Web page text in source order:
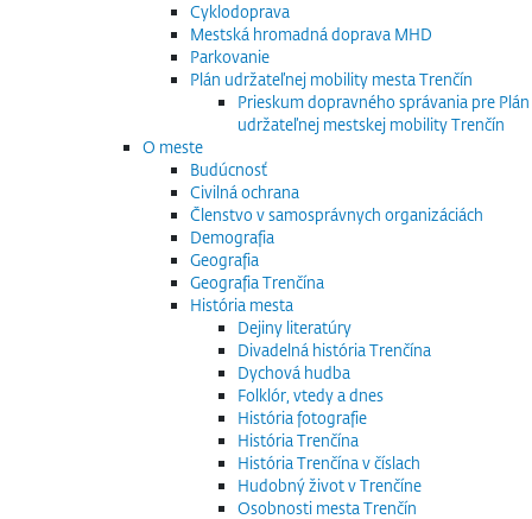
Cyklodoprava
Mestská hromadná doprava MHD
Parkovanie
Plán udržateľnej mobility mesta Trenčín
Prieskum dopravného správania pre Plán
udržateľnej mestskej mobility Trenčín
O meste
Budúcnosť
Civilná ochrana
Členstvo v samosprávnych organizáciách
Demografia
Geografia
Geografia Trenčína
História mesta
Dejiny literatúry
Divadelná história Trenčína
Dychová hudba
Folklór, vtedy a dnes
História fotografie
História Trenčína
História Trenčína v číslach
Hudobný život v Trenčíne
Osobnosti mesta Trenčín